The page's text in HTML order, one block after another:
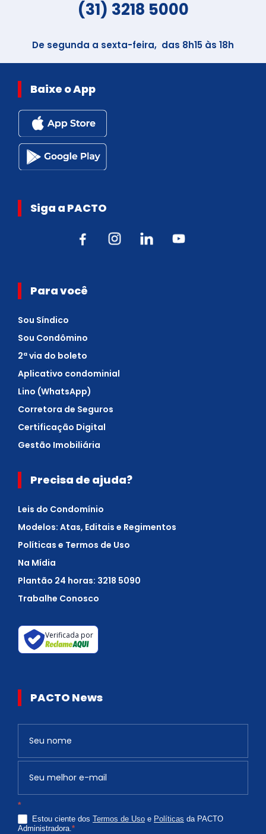
(31) 3218 5000
De segunda a sexta-feira, das 8h15 às 18h
Baixe o App
Siga a PACTO
Para você
Sou Síndico
Sou Condômino
2ª via do boleto
Aplicativo condominial
Lino (WhatsApp)
Corretora de Seguros
Certificação Digital
Gestão Imobiliária
Precisa de ajuda?
Leis do Condomínio
Modelos: Atas, Editais e Regimentos
Políticas e Termos de Uso
Na Mídia
Plantão 24 horas: 3218 5090
Trabalhe Conosco
Verificada por
PACTO News
*
Estou ciente dos Termos de Uso e Políticas da PACTO
Administradora.*
v
ê